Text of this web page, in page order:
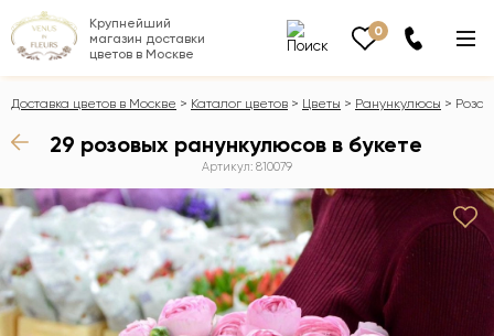
Крупнейший
магазин доставки
цветов в Москве
0
Доставка цветов в Москве Каталог цветов Цветы Ранункулюсы
29 розовых ранункулюсов в букете
Артикул: 810079